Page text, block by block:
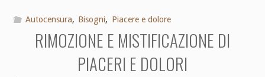
Autocensura, Bisogni, Piacere e dolore
RIMOZIONE E MISTIFICAZIONE DI
PIACERI E DOLORI